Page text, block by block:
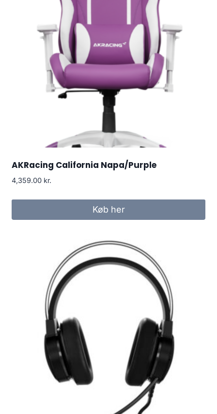
AKRacing California Napa/Purple
4,359.00 kr.
Køb her